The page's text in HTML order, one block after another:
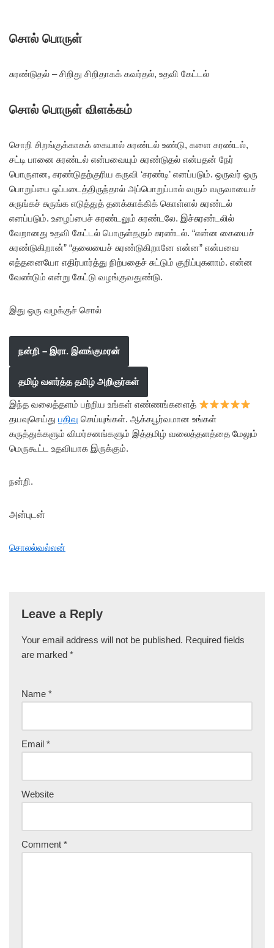
சொல் பொருள்
சுரண்டுதல் – சிறிது சிறிதாகக் கவர்தல், உதவி கேட்டல்
சொல் பொருள் விளக்கம்
சொறி சிறங்குக்காகக் கையால் சுரண்டல் உண்டு, களை சுரண்டல்,
சட்டி பானை சுரண்டல் என்பவையும் சுரண்டுதல் என்பதன் நேர்
பொருளன, சுரண்டுதற்குரிய கருவி ‘சுரண்டி’ எனப்படும். ஒருவர் ஒரு
பொறுப்பை ஒப்படைத்திருந்தால் அப்பொறுப்பால் வரும் வருவாயைச்
சுருங்கச் சுருங்க எடுத்துத் தனக்காக்கிக் கொள்ளல் சுரண்டல்
எனப்படும். உழைப்பைச் சுரண்டலும் சுரண்டலே. இச்சுரண்டலில்
வேறானது உதவி கேட்டல் பொருள்தரும் சுரண்டல். “என்ன கையைச்
சுரண்டுகிறான்” “தலையைச் சுரண்டுகிறானே என்ன” என்பவை
எத்தனையோ எதிர்பார்த்து நிற்பதைச் சுட்டும் குறிப்புகளாம். என்ன
வேண்டும் என்று கேட்டு வழங்குவதுண்டு.
இது ஒரு வழக்குச் சொல்
நன்றி – இரா. இளங்குமரன்
தமிழ் வளர்த்த தமிழ் அறிஞர்கள்
இந்த வலைத்தளம் பற்றிய உங்கள் எண்ணங்களைத்
தயவுசெய்து பதிவு செய்யுங்கள். ஆக்கபூர்வமான உங்கள்
கருத்துக்களும் விமர்சனங்களும் இத்தமிழ் வலைத்தளத்தை மேலும்
மெருகூட்ட உதவியாக இருக்கும்.
நன்றி.
அன்புடன்
சொலல்வல்லன்
Leave a Reply
Your email address will not be published. Required fields
are marked *
Name *
Email *
Website
Comment *